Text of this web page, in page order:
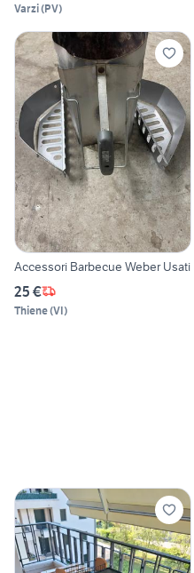
Varzi(PV)
Accessori Barbecue Weber Usati
25 €
Thiene(VI)